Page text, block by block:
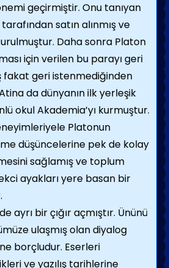
geçirmiştir. Onu tanıyan
satın alınmış ve
Daha sonra Platon
için verilen bu parayı geri
fakat geri istenmediğinden
da dünyanın ilk yerleşik
okul Akademia’yı kurmuştur.
Platonun
düşüncelerine pek de kolay
sağlamış ve toplum
ayakları yere basan bir
ayrı bir çığır açmıştır. Ününü
ulaşmış olan diyalog
borçludur. Eserleri
ve yazılış tarihlerine